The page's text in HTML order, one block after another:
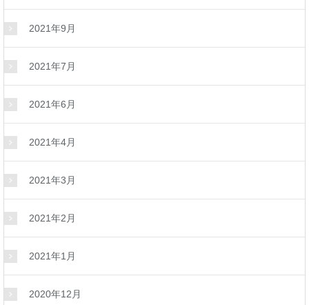
2021年9月
2021年7月
2021年6月
2021年4月
2021年3月
2021年2月
2021年1月
2020年12月